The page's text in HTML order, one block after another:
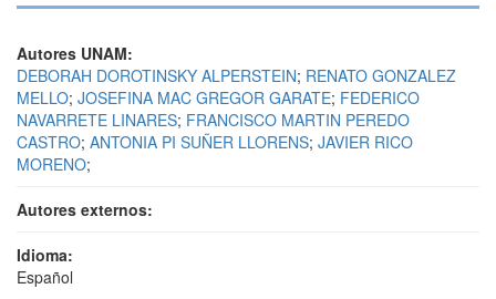
Autores UNAM:
DEBORAH DOROTINSKY ALPERSTEIN; RENATO GONZALEZ
MELLO; JOSEFINA MAC GREGOR GARATE; FEDERICO
NAVARRETE LINARES; FRANCISCO MARTIN PEREDO
CASTRO; ANTONIA PI SUÑER LLORENS; JAVIER RICO
MORENO;
Autores externos:
Idioma:
Español